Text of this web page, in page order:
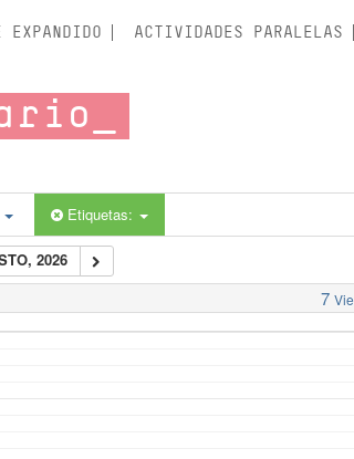
EXPANDIDO ACTIVIDADES PARALELAS
Etiquetas:
2026
7 Vie